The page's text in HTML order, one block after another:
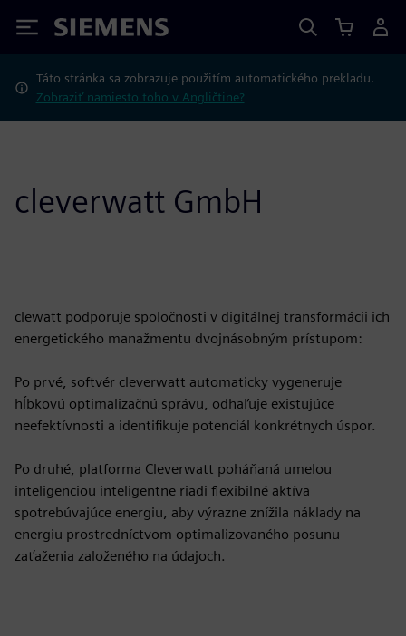
Siemens
Táto stránka sa zobrazuje použitím automatického prekladu.
Zobraziť namiesto toho v Angličtine?
cleverwatt GmbH
clewatt podporuje spoločnosti v digitálnej transformácii ich
energetického manažmentu dvojnásobným prístupom:
Po prvé, softvér cleverwatt automaticky vygeneruje
hĺbkovú optimalizačnú správu, odhaľuje existujúce
neefektívnosti a identifikuje potenciál konkrétnych úspor.
Po druhé, platforma Cleverwatt poháňaná umelou
inteligenciou inteligentne riadi flexibilné aktíva
spotrebúvajúce energiu, aby výrazne znížila náklady na
energiu prostredníctvom optimalizovaného posunu
zaťaženia založeného na údajoch.